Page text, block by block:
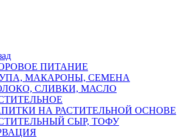
ПИТАНИЕ
МАКАРОНЫ, СЕМЕНА
СЛИВКИ, МАСЛО
НА РАСТИТЕЛЬНОЙ ОСНОВЕ
СЫР, ТОФУ